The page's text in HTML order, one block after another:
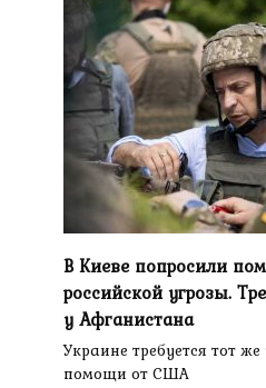
В Киеве попросили
российской угрозы.
у Афганистана
Украине требуется тот
помощи от США